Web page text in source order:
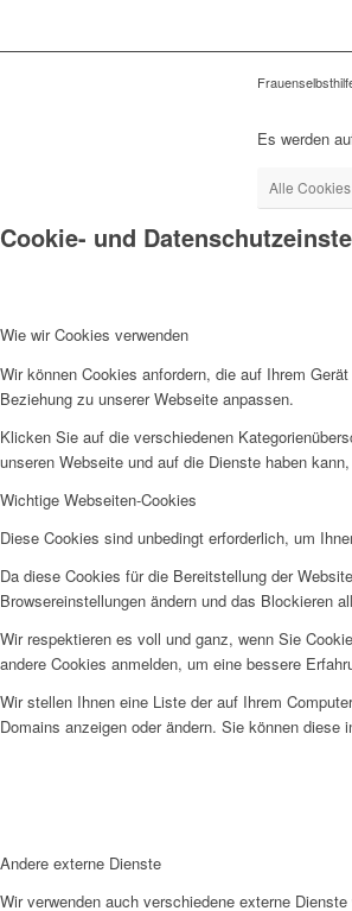
Es werden
Alle
Cookie- und
Wie wir Cookies verwenden
Wir können Cookies anfordern, die auf Ihrem
Beziehung zu unserer Webseite anpassen.
Klicken Sie auf die verschiedenen
unseren Webseite und auf die Dienste haben
Wichtige Webseiten-Cookies
Diese Cookies sind unbedingt erforderlich, um
Da diese Cookies für die Bereitstellung der
Browsereinstellungen ändern und das Blockieren
Wir respektieren es voll und ganz, wenn Sie
andere Cookies anmelden, um eine bessere
Wir stellen Ihnen eine Liste der auf Ihrem
Domains anzeigen oder ändern. Sie können
Andere externe Dienste
Wir verwenden auch verschiedene externe